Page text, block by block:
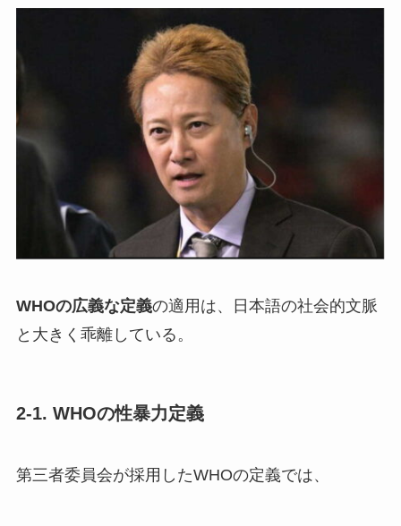
WHOの広義な定義の適用は、日本語の社会的文脈
と大きく乖離している。
2-1. WHOの性暴力定義
第三者委員会が採用したWHOの定義では、